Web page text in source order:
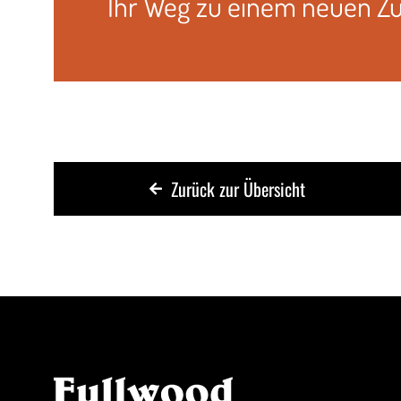
Zurück zur Übersicht